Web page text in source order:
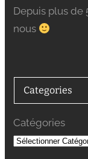
Depuis plus de
nous
Categories
Catégories